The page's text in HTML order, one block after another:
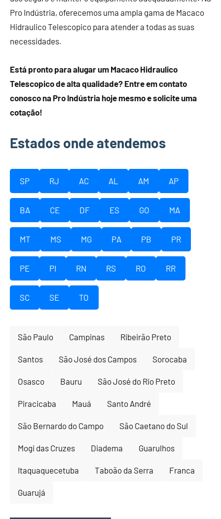
Pro Indústria, oferecemos uma ampla gama de Macaco
Hidraulico Telescopico para atender a todas as suas
necessidades.
Está pronto para alugar um Macaco Hidraulico
Telescopico de alta qualidade? Entre em contato
conosco na Pro Indústria hoje mesmo e solicite uma
cotação!
Estados onde atendemos
SP RJ AC AL AM AP
BA CE DF ES GO MA
MT MS MG PA PB PR
PE PI RN RS RO RR
SC SE TO
São Paulo Campinas Ribeirão Preto
Santos São José dos Campos Sorocaba
Osasco Bauru São José do Rio Preto
Piracicaba Mauá Santo André
São Bernardo do Campo São Caetano do Sul
Mogi das Cruzes Diadema Guarulhos
Itaquaquecetuba Taboão da Serra Franca
Guarujá